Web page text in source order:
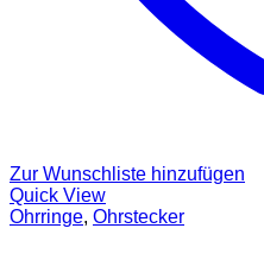
Zur Wunschliste hinzufügen
Quick View
Ohrringe, Ohrstecker